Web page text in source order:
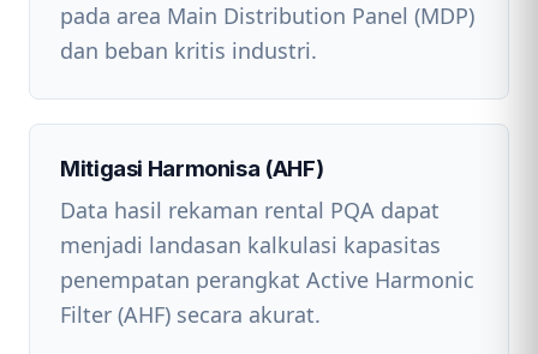
pada area Main Distribution Panel (MDP)
dan beban kritis industri.
Mitigasi Harmonisa (AHF)
Data hasil rekaman rental PQA dapat
menjadi landasan kalkulasi kapasitas
penempatan perangkat Active Harmonic
Filter (AHF) secara akurat.